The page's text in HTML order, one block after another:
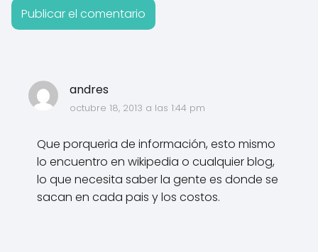
andres
octubre 18, 2013 a las 1:44 pm
Que porqueria de información, esto mismo
lo encuentro en wikipedia o cualquier blog,
lo que necesita saber la gente es donde se
sacan en cada pais y los costos.